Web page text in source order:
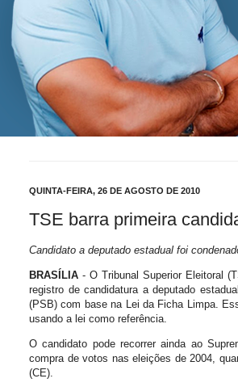
QUINTA-FEIRA, 26 DE AGOSTO DE 2010
TSE barra primeira
Candidato a deputado estadual foi
BRASÍLIA - O Tribunal Superior Eleitoral
registro de candidatura a deputado
(PSB) com base na Lei da Ficha Limpa.
usando a lei como referência.
O candidato pode recorrer ainda ao
compra de votos nas eleições de 2004,
(CE).